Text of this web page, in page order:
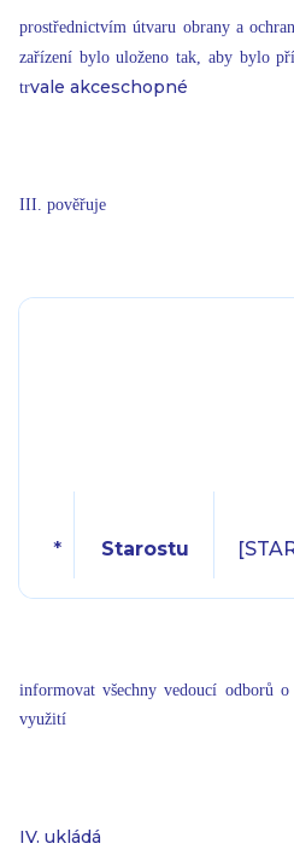
prostřednictvím útvaru obrany a
zařízení bylo uloženo tak, aby bylo
trvale akceschopné
III. pověřuje
* Starostu
informovat všechny vedoucí odborů
využití
IV. ukládá